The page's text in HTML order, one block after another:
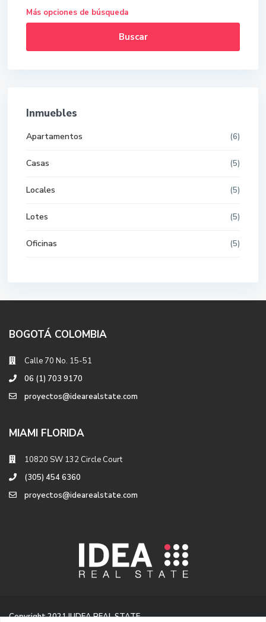
Más opciones de búsqueda
Buscar
Inmuebles
Apartamentos (6)
Casas (5)
Locales (5)
Lotes (5)
Oficinas (5)
BOGOTÁ COLOMBIA
Calle 70 No. 15-51
06 (1) 703 9170
proyectos@idearealstate.com
MIAMI FLORIDA
10820 SW 132 Circle Court
(305) 454 6360
proyectos@idearealstate.com
Copyright 2021 || IDEA REAL STATE